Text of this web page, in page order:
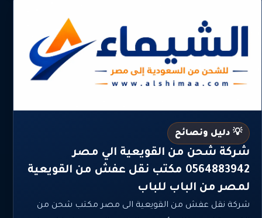
💡 دليل ونصائح
شركة شحن من القويعية الي مصر
0564883942 مكتب نقل عفش من القويعية
لمصر من الباب للباب
شركة نقل عفش من القويعية الى مصر مكتب شحن من